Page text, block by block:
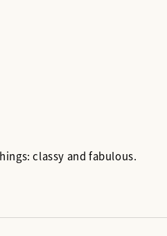
classy and fabulous.